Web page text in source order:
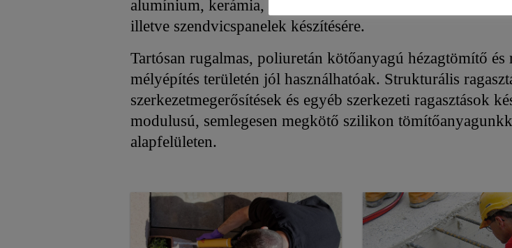
alumínium, kerámia, szálcement, illetve e célra
illetve szendvicspanelek készítésére.
Tartósan rugalmas, poliuretán kötőanyagú hézagtömítő és
mélyépítés területén jól használhatóak. Strukturális
szerkezetmegerősítések és egyéb szerkezeti ragasztások
modulusú, semlegesen megkötő szilikon
alapfelületen.